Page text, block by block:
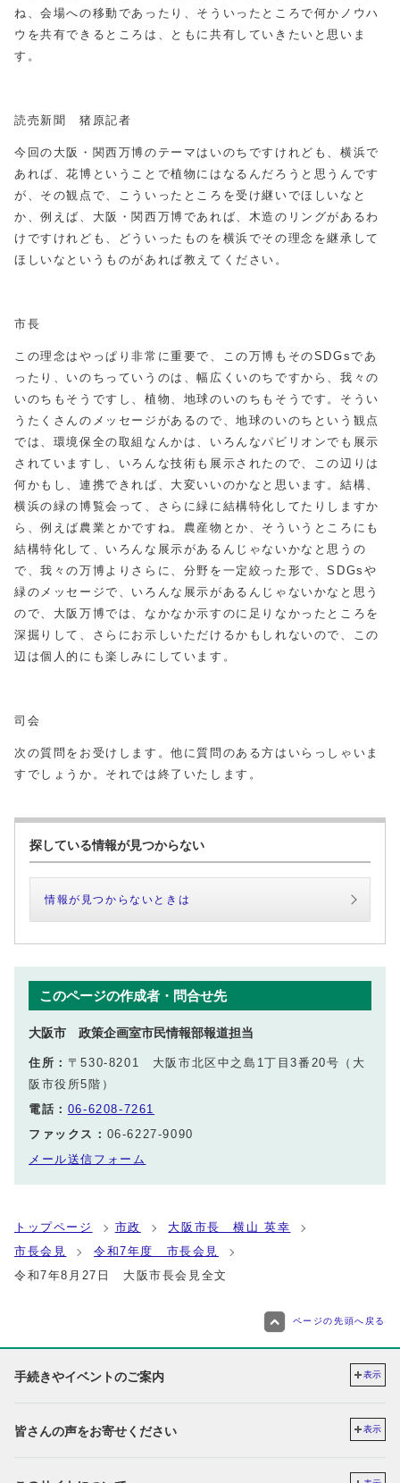
ね、会場への移動であったり、そういったところで何かノウハ
ウを共有できるところは、ともに共有していきたいと思いま
す。
読売新聞 猪原記者
今回の大阪・関西万博のテーマはいのちですけれども、横浜で
あれば、花博ということで植物にはなるんだろうと思うんです
が、その観点で、こういったところを受け継いでほしいなと
か、例えば、大阪・関西万博であれば、木造のリングがあるわ
けですけれども、どういったものを横浜でその理念を継承して
ほしいなというものがあれば教えてください。
市長
この理念はやっぱり非常に重要で、この万博もそのSDGsであ
ったり、いのちっていうのは、幅広くいのちですから、我々の
いのちもそうですし、植物、地球のいのちもそうです。そうい
うたくさんのメッセージがあるので、地球のいのちという観点
では、環境保全の取組なんかは、いろんなパビリオンでも展示
されていますし、いろんな技術も展示されたので、この辺りは
何かもし、連携できれば、大変いいのかなと思います。結構、
横浜の緑の博覧会って、さらに緑に結構特化してたりしますか
ら、例えば農業とかですね。農産物とか、そういうところにも
結構特化して、いろんな展示があるんじゃないかなと思うの
で、我々の万博よりさらに、分野を一定絞った形で、SDGsや
緑のメッセージで、いろんな展示があるんじゃないかなと思う
ので、大阪万博では、なかなか示すのに足りなかったところを
深掘りして、さらにお示しいただけるかもしれないので、この
辺は個人的にも楽しみにしています。
司会
次の質問をお受けします。他に質問のある方はいらっしゃいま
すでしょうか。それでは終了いたします。
探している情報が見つからない
情報が見つからないときは
このページの作成者・問合せ先
大阪市 政策企画室市民情報部報道担当
住所： 〒530-8201 大阪市北区中之島1丁目3番20号（大
阪市役所5階）
電話： 06-6208-7261
ファックス： 06-6227-9090
メール送信フォーム
トップページ 市政
大阪市長 横山 英幸
市長会見
令和7年度 市長会見
令和7年8月27日 大阪市長会見全文
ページの先頭へ戻る
手続きやイベントのご案内 表示
皆さんの声をお寄せください 表示